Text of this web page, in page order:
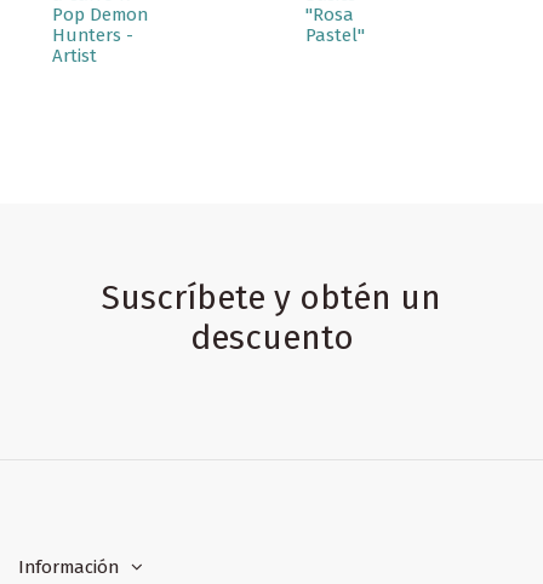
Pop Demon
Hunters -
Artist
"Rosa
Pastel"
Suscríbete y obtén un
descuento
Información